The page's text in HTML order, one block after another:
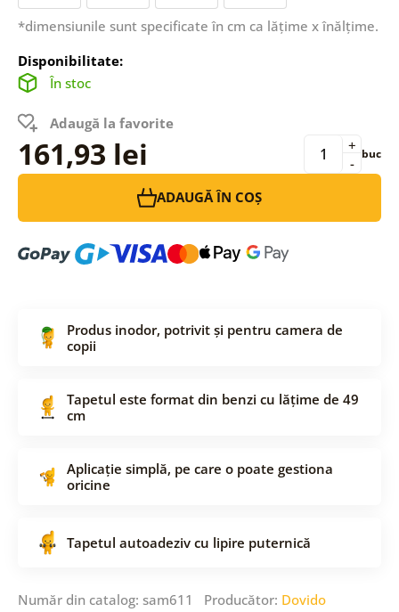
*dimensiunile sunt specificate în cm ca lățime x înălțime.
Disponibilitate:
În stoc
Adaugă la favorite
161,93 lei -
+ buc
ADAUGĂ ÎN COȘ
Produs inodor, potrivit și pentru camera de
copii
Tapetul este format din benzi cu lățime de 49
cm
Aplicație simplă, pe care o poate gestiona
oricine
Tapetul autoadeziv cu lipire puternică
Număr din catalog: sam611 Producător: Dovido